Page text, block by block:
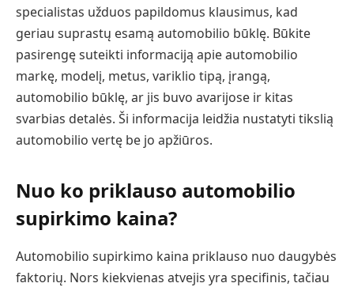
specialistas užduos papildomus klausimus, kad
geriau suprastų esamą automobilio būklę. Būkite
pasirengę suteikti informaciją apie automobilio
markę, modelį, metus, variklio tipą, įrangą,
automobilio būklę, ar jis buvo avarijose ir kitas
svarbias detalės. Ši informacija leidžia nustatyti tikslią
automobilio vertę be jo apžiūros.
Nuo ko priklauso automobilio
supirkimo kaina?
Automobilio supirkimo kaina priklauso nuo daugybės
faktorių. Nors kiekvienas atvejis yra specifinis, tačiau